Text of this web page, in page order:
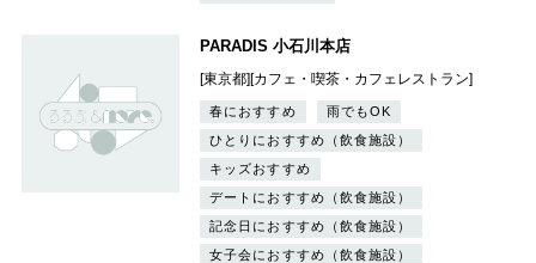
PARADIS 小石川本店
[東京都][カフェ・喫茶・カフェレストラン]
春におすすめ
雨でもOK
ひとりにおすすめ（飲食施設）
キッズおすすめ
デートにおすすめ（飲食施設）
記念日におすすめ（飲食施設）
女子会におすすめ（飲食施設）